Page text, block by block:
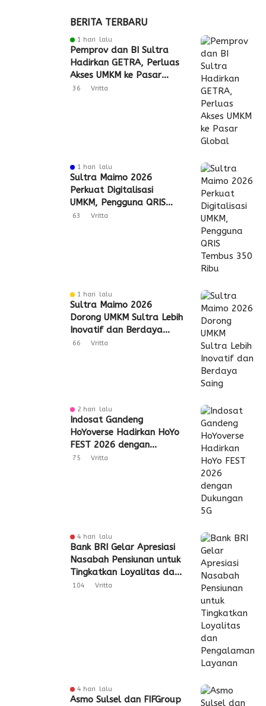
BERITA TERBARU
1 hari lalu
Pemprov dan BI Sultra
Hadirkan GETRA, Perluas
Akses UMKM ke Pasar
Global
36 Vritta
1 hari lalu
Sultra Maimo 2026
Perkuat Digitalisasi
UMKM, Pengguna QRIS
Tembus 350 Ribu
63 Vritta
1 hari lalu
Sultra Maimo 2026
Dorong UMKM Sultra Lebih
Inovatif dan Berdaya
Saing
66 Vritta
2 hari lalu
Indosat Gandeng
HoYoverse Hadirkan HoYo
FEST 2026 dengan
Dukungan 5G
75 Vritta
4 hari lalu
Bank BRI Gelar Apresiasi
Nasabah Pensiunan untuk
Tingkatkan Loyalitas dan
Pengalaman Layanan
104 Vritta
4 hari lalu
Asmo Sulsel dan FIFGroup